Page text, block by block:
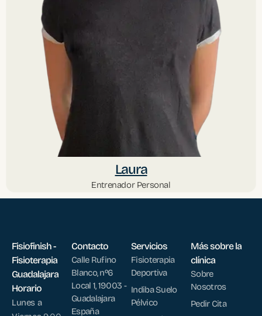
Laura
Entrenador Personal
Fisiofinish -
Fisioterapia
Guadalajara
Horario
Lunes a
Contacto
Calle Rufino
Blanco, nº6
Local 1, 19003 -
Guadalajara
España
Servicios
Fisioterapia
Deportiva
Indiba Suelo
Pélvico
Más sobre la
clínica
Sobre
Nosotros
Pedir Cita